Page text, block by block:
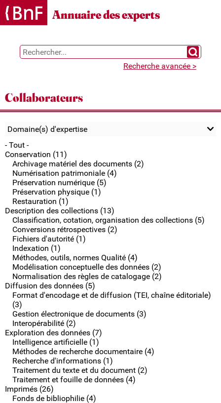
Gestion des cookies
Annuaire des experts
Chercher
Recherche avancée >
Collaborateurs
Domaine(s) d'expertise
- Tout -
Conservation (11)
Archivage matériel des documents (2)
Numérisation patrimoniale (4)
Préservation numérique (5)
Préservation physique (1)
Restauration (1)
Description des collections (13)
Classification, cotation, organisation des collections (5)
Conversions rétrospectives (2)
Fichiers d'autorité (1)
Indexation (1)
Méthodes, outils, normes Qualité (4)
Modélisation conceptuelle des données (2)
Normalisation des règles de catalogage (2)
Diffusion des données (5)
Format d'encodage et de diffusion (TEI, chaîne éditoriale)
(3)
Gestion électronique de documents (3)
Interopérabilité (2)
Exploration des données (7)
Intelligence artificielle (1)
Méthodes de recherche documentaire (4)
Recherche d'informations (1)
Traitement du texte et du document (2)
Traitement et fouille de données (4)
Imprimés (26)
Fonds de bibliophilie (4)